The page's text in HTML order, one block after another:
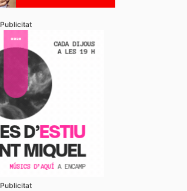
Publicitat
Publicitat